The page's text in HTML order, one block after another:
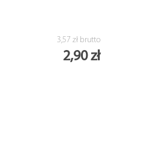
3,57 zł brutto
2,90 zł